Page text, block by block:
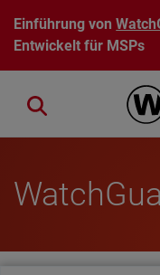
Direkt zum Inhalt
Einführung von
Entwickelt für MSPs
Close search